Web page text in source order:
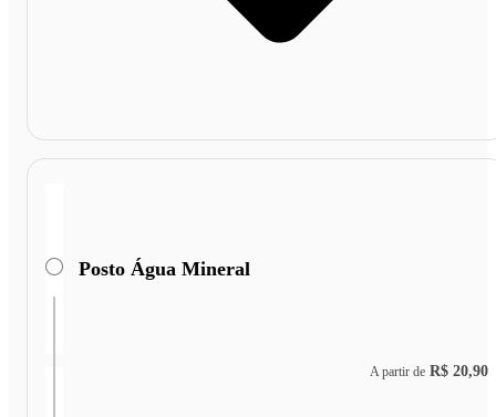
Posto Água Mineral
A partir de R$ 20,90